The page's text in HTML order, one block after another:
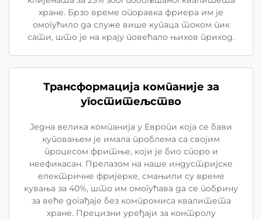
хране. Брзо време опоравка фриера им је
омогућило да служе више купаца током пик
сати, што је на крају повећало њихов приход.
Трансформација компаније за
угоститељство
Једна велика компанија у Европи која се бави
куповањем је имала проблема са својим
процесом фритње, који је био споро и
неефикасан. Прелазом на наше индустријске
електричне фријерке, смањили су време
кувања за 40%, што им омогућава да се побрину
за веће догађаје без компромиса квалитета
хране. Прецизни уређаји за контролу